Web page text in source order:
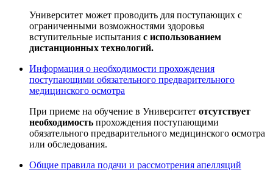
Университет может проводить для поступающих с
ограниченными возможностями здоровья
вступительные испытания с использованием
дистанционных технологий.
Информация о необходимости прохождения
поступающими обязательного предварительного
медицинского осмотра
При приеме на обучение в Университет отсутствует
необходимость прохождения поступающими
обязательного предварительного медицинского осмотра
или обследования.
Общие правила подачи и рассмотрения апелляций